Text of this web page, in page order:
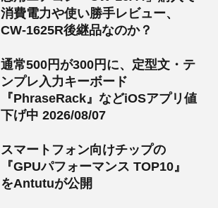
消費電力や使い勝手レビュー、
CW-1625R後継品なのか？
通常500円が300円に、定型文・テ
ンプレ入力キーボード
『PhraseRack』などiOSアプリ値
下げ中 2026/08/07
スマートフォン向けチップの
『GPUパフォーマンス TOP10』
をAntutuが公開